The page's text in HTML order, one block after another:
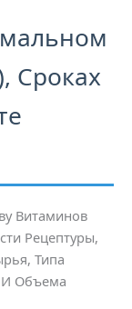
Сроках
Витаминов
Рецептуры,
Типа
И Объема